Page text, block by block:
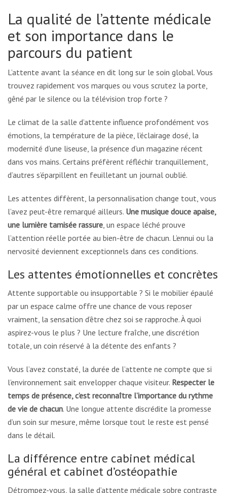
La qualité de l’attente médicale
et son importance dans le
parcours du patient
L’attente avant la séance en dit long sur le soin global. Vous
trouvez rapidement vos marques ou vous scrutez la porte,
gêné par le silence ou la télévision trop forte ?
Le climat de la salle d’attente influence profondément vos
émotions, la température de la pièce, l’éclairage dosé, la
modernité d’une liseuse, la présence d’un magazine récent
dans vos mains. Certains préfèrent réfléchir tranquillement,
d’autres s’éparpillent en feuilletant un journal oublié.
Les attentes diffèrent, la personnalisation change tout, vous
l’avez peut-être remarqué ailleurs. Une musique douce apaise,
une lumière tamisée rassure , un espace léché prouve
l’attention réelle portée au bien-être de chacun. L’ennui ou la
nervosité deviennent exceptionnels dans ces conditions.
Les attentes émotionnelles et concrètes
Attente supportable ou insupportable ? Si le mobilier épaulé
par un espace calme offre une chance de vous reposer
vraiment, la sensation d’être chez soi se rapproche. À quoi
aspirez-vous le plus ? Une lecture fraîche, une discrétion
totale, un coin réservé à la détente des enfants ?
Vous l’avez constaté, la durée de l’attente ne compte que si
l’environnement sait envelopper chaque visiteur. Respecter le
temps de présence, c’est reconnaître l’importance du rythme
de vie de chacun. Une longue attente discrédite la promesse
d’un soin sur mesure, même lorsque tout le reste est pensé
dans le détail.
La différence entre cabinet médical
général et cabinet d’ostéopathie
Détrompez-vous, la salle d’attente médicale sobre contraste